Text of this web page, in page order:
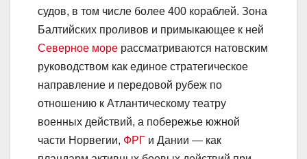
судов, в том числе более 400 кораблей. Зона
Балтийских проливов и примыкающее к ней
Северное море рассматриваются натовским
руководством как единое стратегическое
направление и передовой рубеж по
отношению к Атлантическому театру
военных действий, а побережье южной
части Норвегии, ФРГ и Дании — как